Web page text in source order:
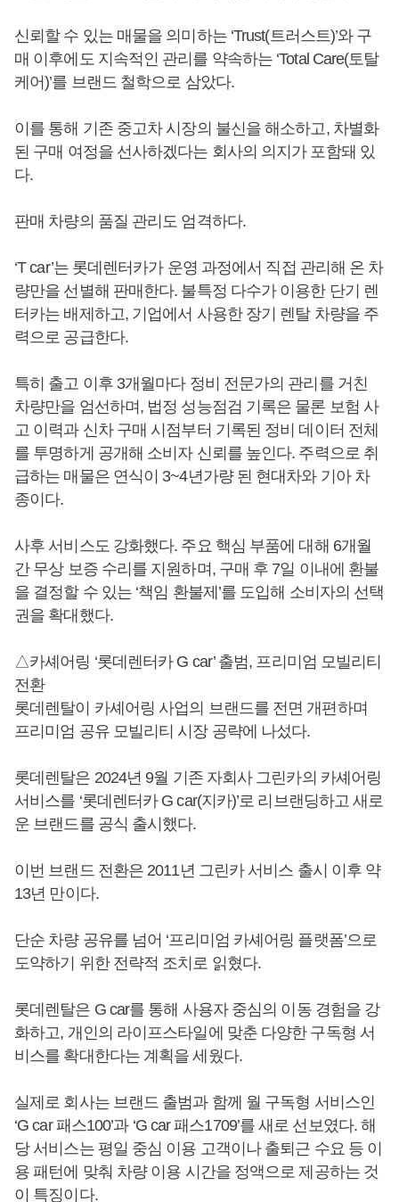
신뢰할 수 있는 매물을 의미하는 ‘Trust(트러스트)’와 구
매 이후에도 지속적인 관리를 약속하는 ‘Total Care(토탈
케어)’를 브랜드 철학으로 삼았다.
이를 통해 기존 중고차 시장의 불신을 해소하고, 차별화
된 구매 여정을 선사하겠다는 회사의 의지가 포함돼 있
다.
판매 차량의 품질 관리도 엄격하다.
‘T car’는 롯데렌터카가 운영 과정에서 직접 관리해 온 차
량만을 선별해 판매한다. 불특정 다수가 이용한 단기 렌
터카는 배제하고, 기업에서 사용한 장기 렌탈 차량을 주
력으로 공급한다.
특히 출고 이후 3개월마다 정비 전문가의 관리를 거친
차량만을 엄선하며, 법정 성능점검 기록은 물론 보험 사
고 이력과 신차 구매 시점부터 기록된 정비 데이터 전체
를 투명하게 공개해 소비자 신뢰를 높인다. 주력으로 취
급하는 매물은 연식이 3~4년가량 된 현대차와 기아 차
종이다.
사후 서비스도 강화했다. 주요 핵심 부품에 대해 6개월
간 무상 보증 수리를 지원하며, 구매 후 7일 이내에 환불
을 결정할 수 있는 ‘책임 환불제’를 도입해 소비자의 선택
권을 확대했다.
△카셰어링 ‘롯데렌터카 G car’ 출범, 프리미엄 모빌리티
전환
롯데렌탈이 카셰어링 사업의 브랜드를 전면 개편하며
프리미엄 공유 모빌리티 시장 공략에 나섰다.
롯데렌탈은 2024년 9월 기존 자회사 그린카의 카셰어링
서비스를 ‘롯데렌터카 G car(지카)’로 리브랜딩하고 새로
운 브랜드를 공식 출시했다.
이번 브랜드 전환은 2011년 그린카 서비스 출시 이후 약
13년 만이다.
단순 차량 공유를 넘어 ‘프리미엄 카셰어링 플랫폼’으로
도약하기 위한 전략적 조치로 읽혔다.
롯데렌탈은 G car를 통해 사용자 중심의 이동 경험을 강
화하고, 개인의 라이프스타일에 맞춘 다양한 구독형 서
비스를 확대한다는 계획을 세웠다.
실제로 회사는 브랜드 출범과 함께 월 구독형 서비스인
‘G car 패스100’과 ‘G car 패스1709’를 새로 선보였다. 해
당 서비스는 평일 중심 이용 고객이나 출퇴근 수요 등 이
용 패턴에 맞춰 차량 이용 시간을 정액으로 제공하는 것
이 특징이다.